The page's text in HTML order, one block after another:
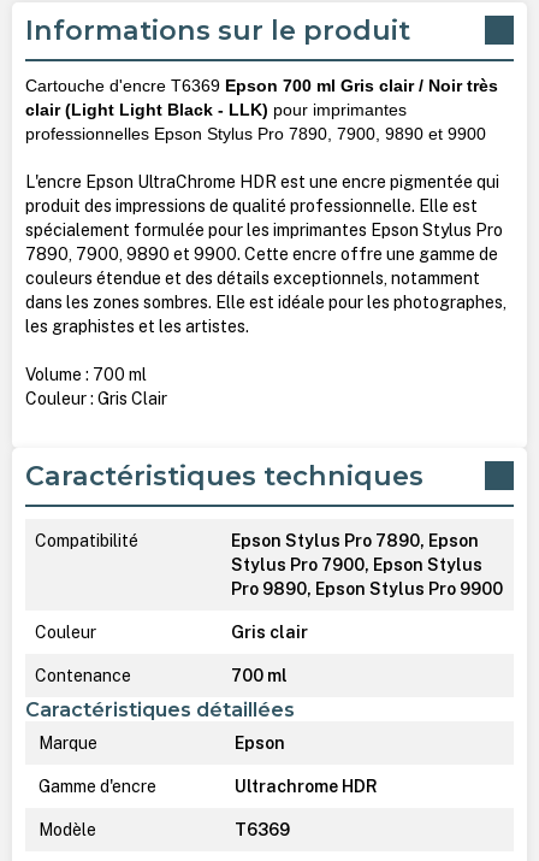
Informations sur le produit
Cartouche d'encre T6369 Epson 700 ml Gris clair / Noir très
clair (Light Light Black - LLK) pour imprimantes
professionnelles Epson Stylus Pro 7890, 7900, 9890 et 9900
L'encre Epson UltraChrome HDR est une encre pigmentée qui
produit des impressions de qualité professionnelle. Elle est
spécialement formulée pour les imprimantes Epson Stylus Pro
7890, 7900, 9890 et 9900. Cette encre offre une gamme de
couleurs étendue et des détails exceptionnels, notamment
dans les zones sombres. Elle est idéale pour les photographes,
les graphistes et les artistes.
Volume : 700 ml
Couleur : Gris Clair
Caractéristiques techniques
Compatibilité
Epson Stylus Pro 7890, Epson
Stylus Pro 7900, Epson Stylus
Pro 9890, Epson Stylus Pro 9900
Couleur Gris clair
Contenance 700 ml
Caractéristiques détaillées
Marque Epson
Gamme d'encre Ultrachrome HDR
Modèle T6369